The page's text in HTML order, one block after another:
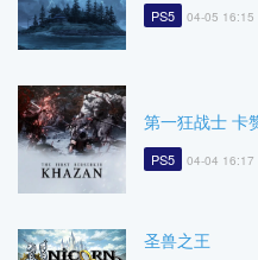
PS5 04-05 16:15
第一狂战士 卡
PS5 04-04 16:17
圣兽之王